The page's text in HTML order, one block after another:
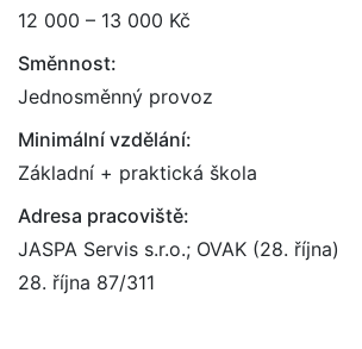
12 000 – 13 000 Kč
Směnnost:
Jednosměnný provoz
Minimální vzdělání:
Základní + praktická škola
Adresa pracoviště:
JASPA Servis s.r.o.; OVAK (28. října)
28. října 87/311